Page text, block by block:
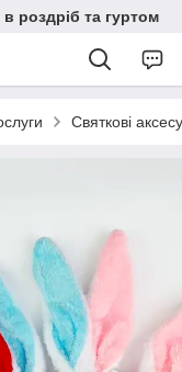
роздріб та гуртом
Святкові